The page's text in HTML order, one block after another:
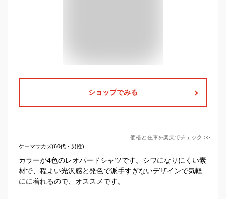
ショップでみる
価格と在庫を楽天でチェック >>
ケーマサカズ(60代・男性)
カラーが4色のレオパードシャツです。シワになりにくい素
材で、程よい光沢感と発色で派手すぎないデザインで気軽
にに着れるので、オススメです。